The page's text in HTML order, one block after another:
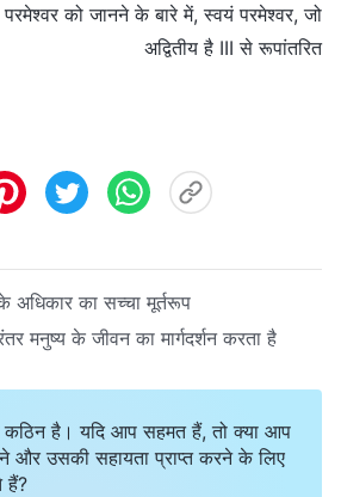
को जानने के बारे में, स्वयं परमेश्वर, जो
अद्वितीय है III से रूपांतरित
अधिकार का सच्चा मूर्तरूप
मनुष्य के जीवन का मार्गदर्शन करता है
कठिन है। यदि आप सहमत हैं, तो क्या आप
और उसकी सहायता प्राप्त करने के लिए
हैं?